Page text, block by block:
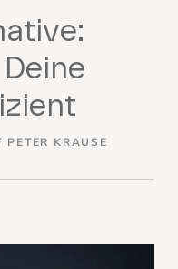
PETER KRAUSE